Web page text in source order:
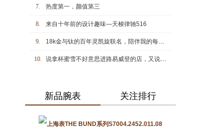
7. 热度第一，颜值第三
8. 来自十年前的设计趣味—天梭律驰516
9. 18k金与钛的百年灵凯旋联名，陪伴我的每一次胜利
10. 说拿杯蜜雪不好意思进路易威登的店，又说拿杯蜜雪进劳力士，柜姐会提醒别洒出来了。
新品腕表 关注排行